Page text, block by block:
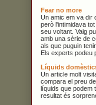
Fear no more
Un amic em va dir
però l'intimidava
seu voltant. Vaig
amb una sèrie de
als que puguin
Els experts podeu
Líquids
Un article molt
compara el preu
líquids que podem
resultat és